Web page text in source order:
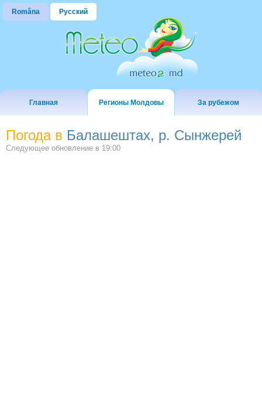
Româna Русский
Главная Регионы Молдовы За рубежом
Погода в Балашештах, р. Сынжерей
Следующее обновление в 19:00